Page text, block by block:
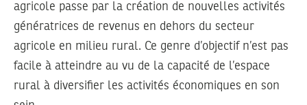
agricole passe par la création de nouvelles activités
génératrices de revenus en dehors du secteur
agricole en milieu rural. Ce genre d’objectif n’est pas
facile à atteindre au vu de la capacité de l’espace
rural à diversifier les activités économiques en son